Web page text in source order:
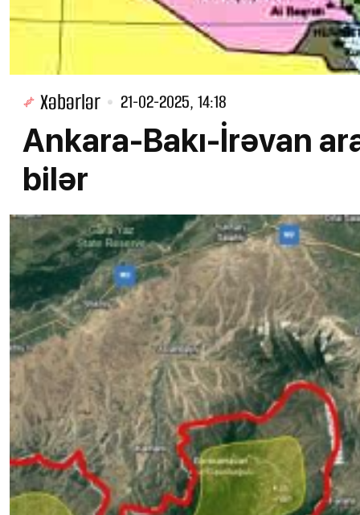
Xəbərlər 21-02-2025, 14:18
Ankara-Bakı-İrəvan
bilər